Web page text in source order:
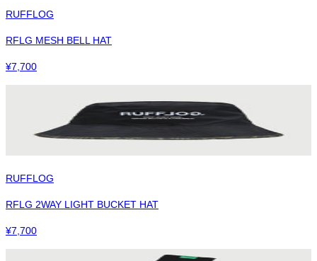
RUFFLOG
RFLG MESH BELL HAT
¥7,700
RUFFLOG
RFLG 2WAY LIGHT BUCKET HAT
¥7,700